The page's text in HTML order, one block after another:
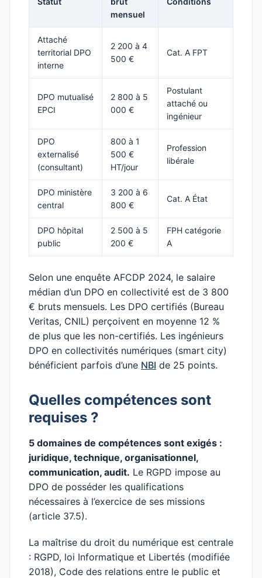
mensuel
Attaché
territorial DPO
interne
2 200 à 4
500 €
Cat. A FPT
DPO mutualisé
EPCI
2 800 à 5
000 €
Postulant
attaché ou
ingénieur
DPO
externalisé
(consultant)
800 à 1
500 €
HT/jour
Profession
libérale
DPO ministère
central
3 200 à 6
800 €
Cat. A État
DPO hôpital
public
2 500 à 5
200 €
FPH catégorie
A
Selon une enquête AFCDP 2024, le salaire
médian d’un DPO en collectivité est de 3 800
€ bruts mensuels. Les DPO certifiés (Bureau
Veritas, CNIL) perçoivent en moyenne 12 %
de plus que les non-certifiés. Les ingénieurs
DPO en collectivités numériques (smart city)
bénéficient parfois d’une NBI de 25 points.
Quelles compétences sont
requises ?
5 domaines de compétences sont exigés :
juridique, technique, organisationnel,
communication, audit. Le RGPD impose au
DPO de posséder les qualifications
nécessaires à l’exercice de ses missions
(article 37.5).
La maîtrise du droit du numérique est centrale
: RGPD, loi Informatique et Libertés (modifiée
2018), Code des relations entre le public et